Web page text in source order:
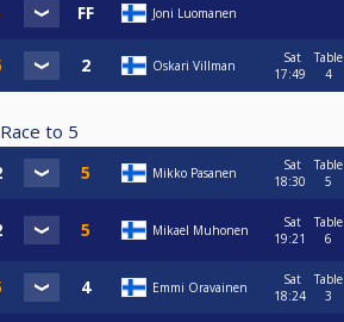
Joni Luomanen
Oskari Villman
Sat
17:49
Table
4
Race to 5
Mikko Pasanen
Sat
18:30
Table
5
Mikael Muhonen
Sat
19:21
Table
6
Emmi Oravainen
Sat
18:24
Table
3